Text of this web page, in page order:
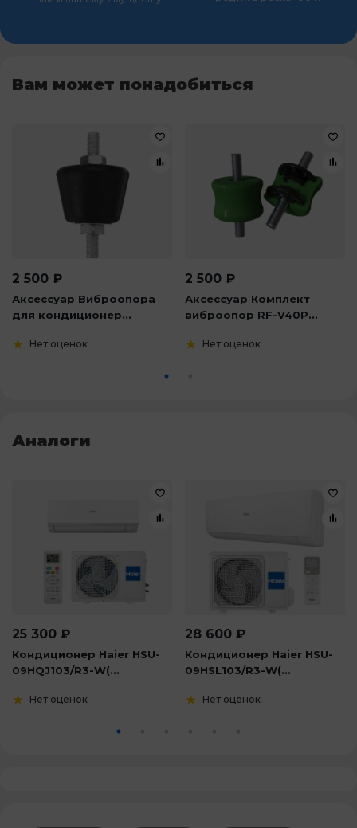
Вам может понадобиться
2 500 ₽
Аксессуар Виброопора
для кондиционер...
Нет оценок
2 500 ₽
Аксессуар Комплект
виброопор RF-V40P...
Нет оценок
Аналоги
25 300 ₽
Кондиционер Haier HSU-
09HQJ103/R3-W(...
Нет оценок
28 600 ₽
Кондиционер Haier HSU-
09HSL103/R3-W(...
Нет оценок